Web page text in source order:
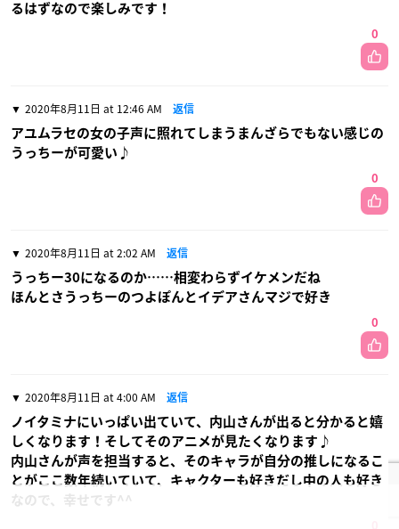
るはずなので楽しみです！
0
2020年8月11日 at 12:46 AM 返信
アユムラセの女の子声に照れてしまうまんざらでもない感じの
うっちーが可愛い♪
0
2020年8月11日 at 2:02 AM 返信
うっちー30になるのか……相変わらずイケメンだね
ほんとさうっちーのつよぽんとイデアさんマジで好き
0
2020年8月11日 at 4:00 AM 返信
ノイタミナにいっぱい出ていて、内山さんが出ると分かると嬉
しくなります！そしてそのアニメが見たくなります♪
内山さんが声を担当すると、そのキャラが自分の推しになるこ
とがここ数年続いていて、キャクターも好きだし中の人も好き
なので、幸せです^^